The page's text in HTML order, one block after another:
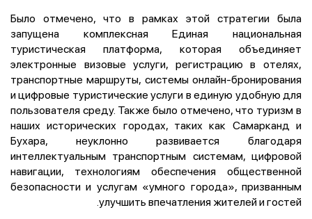
Было отмечено, что в рамках этой стратегии была
запущена комплексная Единая национальная
туристическая платформа, которая объединяет
электронные визовые услуги, регистрацию в отелях,
транспортные маршруты, системы онлайн-бронирования
и цифровые туристические услуги в единую удобную для
пользователя среду. Также было отмечено, что туризм в
наших исторических городах, таких как Самарканд и
Бухара, неуклонно развивается благодаря
интеллектуальным транспортным системам, цифровой
навигации, технологиям обеспечения общественной
безопасности и услугам «умного города», призванным
улучшить впечатления жителей и гостей.